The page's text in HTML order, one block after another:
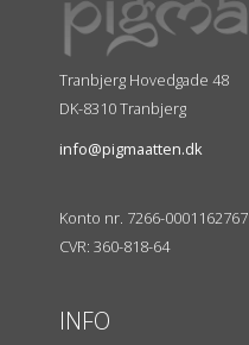
Tranbjerg Hovedgade 48
DK-8310 Tranbjerg
info@pigmaatten.dk
Konto nr. 7266-0001162767
CVR: 360-818-64
INFO